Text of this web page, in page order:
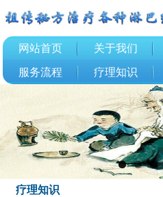
网站首页 关于我们
服务流程 疗理知识
疗理知识